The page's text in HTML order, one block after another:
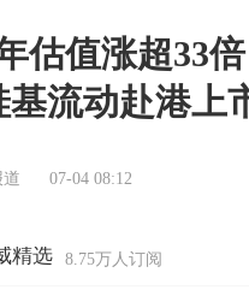
估值涨超33
基流动赴港上
07-04 08:12
精选 8.75万人订阅